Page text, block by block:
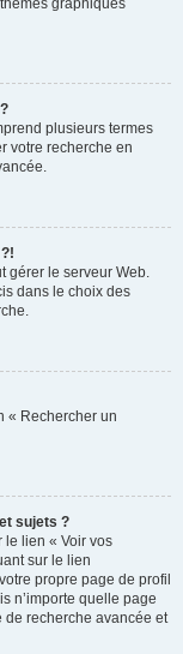
graphiques
plusieurs termes
votre recherche en
gérer le serveur Web.
dans le choix des
« Rechercher un
sujets ?
le lien « Voir vos
sur le lien
propre page de profil
n’importe quelle page
de recherche avancée et